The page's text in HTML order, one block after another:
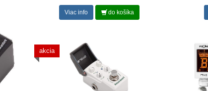
Viac info do košíka
akcia